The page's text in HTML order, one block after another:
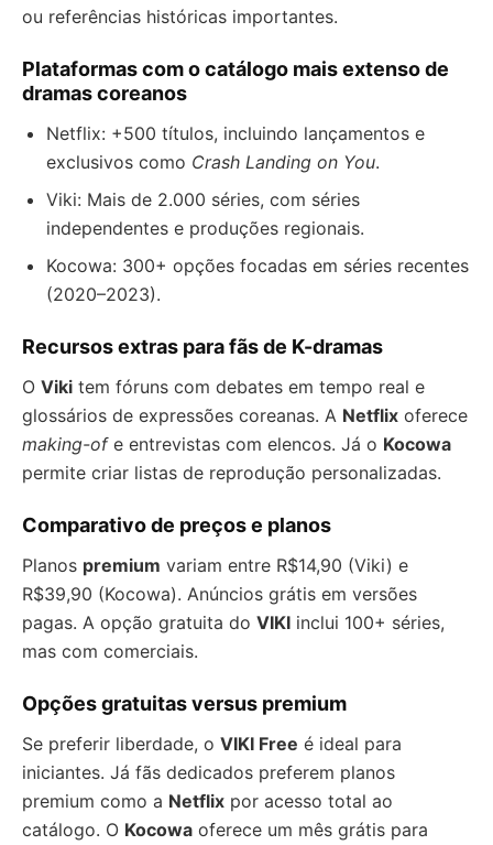
ou referências históricas importantes.
Plataformas com o catálogo mais extenso de
dramas coreanos
Netflix: +500 títulos, incluindo lançamentos e
exclusivos como Crash Landing on You.
Viki: Mais de 2.000 séries, com séries
independentes e produções regionais.
Kocowa: 300+ opções focadas em séries recentes
(2020–2023).
Recursos extras para fãs de K-dramas
O Viki tem fóruns com debates em tempo real e
glossários de expressões coreanas. A Netflix oferece
making-ofe entrevistas com elencos. Já o Kocowa
permite criar listas de reprodução personalizadas.
Comparativo de preços e planos
Planos premium variam entre R$14,90 (Viki) e
R$39,90 (Kocowa). Anúncios grátis em versões
pagas. A opção gratuita do VIKI inclui 100+ séries,
mas com comerciais.
Opções gratuitas versus premium
Se preferir liberdade, o VIKI Free é ideal para
iniciantes. Já fãs dedicados preferem planos
premium como a Netflix por acesso total ao
catálogo. O Kocowa oferece um mês grátis para